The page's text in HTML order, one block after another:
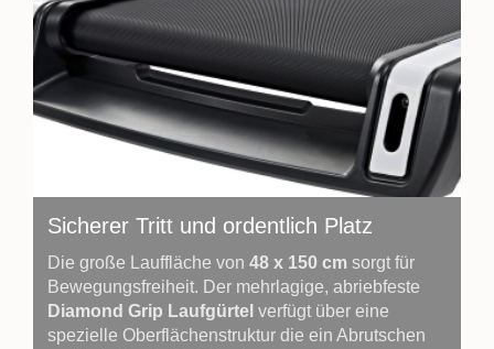
Sicherer Tritt und ordentlich Platz
Die große Lauffläche von 48 x 150 cm sorgt für
Bewegungsfreiheit. Der mehrlagige, abriebfeste
Diamond Grip Laufgürtel verfügt über eine
spezielle Oberflächenstruktur die ein Abrutschen